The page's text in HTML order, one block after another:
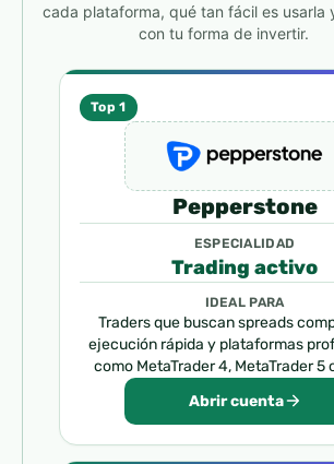
cada plataforma, qué tan fácil es usarla
con tu forma de invertir.
Top 1
Pepperstone
ESPECIALIDAD
Trading activo
IDEAL PARA
Traders que buscan spreads
ejecución rápida y plataformas
como MetaTrader 4, MetaTrader 5
Abrir cuenta